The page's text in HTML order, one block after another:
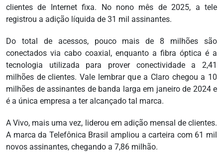
clientes de Internet fixa. No nono mês de 2025, a tele
registrou a adição líquida de 31 mil assinantes.
Do total de acessos, pouco mais de 8 milhões são
conectados via cabo coaxial, enquanto a fibra óptica é a
tecnologia utilizada para prover conectividade a 2,41
milhões de clientes. Vale lembrar que a Claro chegou a 10
milhões de assinantes de banda larga em janeiro de 2024 e
é a única empresa a ter alcançado tal marca.
A Vivo, mais uma vez, liderou em adição mensal de clientes.
A marca da Telefônica Brasil ampliou a carteira com 61 mil
novos assinantes, chegando a 7,86 milhão.